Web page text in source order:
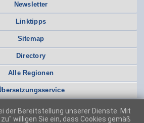
Newsletter
Linktipps
Sitemap
Directory
Alle Regionen
der Bereitstellung unserer Dienste. Mit
willigen Sie ein, dass Cookies gemäß